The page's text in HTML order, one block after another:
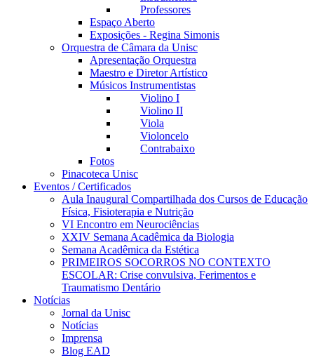
Professores
Espaço Aberto
Exposições - Regina Simonis
Orquestra de Câmara da Unisc
Apresentação Orquestra
Maestro e Diretor Artístico
Músicos Instrumentistas
Violino I
Violino II
Viola
Violoncelo
Contrabaixo
Fotos
Pinacoteca Unisc
Eventos / Certificados
Aula Inaugural Compartilhada dos Cursos de Educação
Física, Fisioterapia e Nutrição
VI Encontro em Neurociências
XXIV Semana Acadêmica da Biologia
Semana Acadêmica da Estética
PRIMEIROS SOCORROS NO CONTEXTO
ESCOLAR: Crise convulsiva, Ferimentos e
Traumatismo Dentário
Notícias
Jornal da Unisc
Notícias
Imprensa
Blog EAD